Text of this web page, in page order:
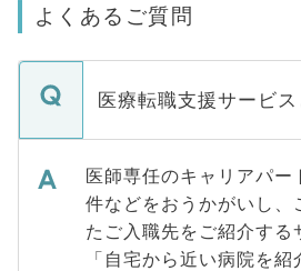
よくあるご質問
医療転職支援サービス
医師専任のキャリアパー
件などをおうかがいし、
たご入職先をご紹介する
「自宅から近い病院を紹